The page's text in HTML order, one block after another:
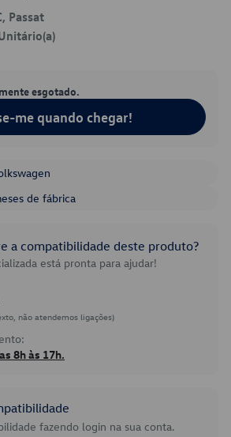
Passat
esgotado.
me quando chegar!
de fábrica
a compatibilidade deste produto?
está pronta para ajudar!
não atendemos ligações)
8h às 17h.
fazendo login na sua conta.